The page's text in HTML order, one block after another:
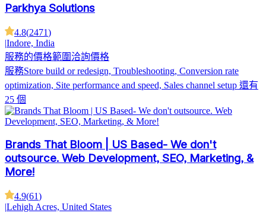
Parkhya Solutions
4.8(2471)
|Indore, India
服務的價格範圍 洽詢價格
服務Store build or redesign, Troubleshooting, Conversion rate
optimization, Site performance and speed, Sales channel setup 還有
25 個
Brands That Bloom | US Based- We don't
outsource. Web Development, SEO, Marketing, &
More!
4.9(61)
|Lehigh Acres, United States